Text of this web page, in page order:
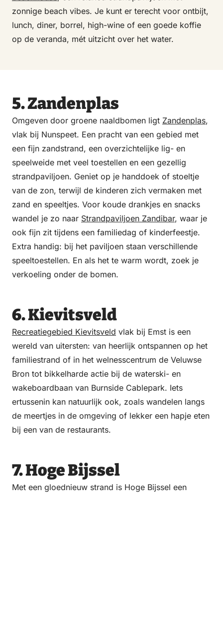
zonnige beach vibes. Je kunt er terecht voor ontbijt,
lunch, diner, borrel, high-wine of een goede koffie
op de veranda, mét uitzicht over het water.
5. Zandenplas
Omgeven door groene naaldbomen ligt Zandenplas,
vlak bij Nunspeet. Een pracht van een gebied met
een fijn zandstrand, een overzichtelijke lig- en
speelweide met veel toestellen en een gezellig
strandpaviljoen. Geniet op je handdoek of stoeltje
van de zon, terwijl de kinderen zich vermaken met
zand en speeltjes. Voor koude drankjes en snacks
wandel je zo naar Strandpaviljoen Zandibar, waar je
ook fijn zit tijdens een familiedag of kinderfeestje.
Extra handig: bij het paviljoen staan verschillende
speeltoestellen. En als het te warm wordt, zoek je
verkoeling onder de bomen.
6. Kievitsveld
Recreatiegebied Kievitsveld vlak bij Emst is een
wereld van uitersten: van heerlijk ontspannen op het
familiestrand of in het welnesscentrum de Veluwse
Bron tot bikkelharde actie bij de waterski- en
wakeboardbaan van Burnside Cablepark. Iets
ertussenin kan natuurlijk ook, zoals wandelen langs
de meertjes in de omgeving of lekker een hapje eten
bij een van de restaurants.
7. Hoge Bijssel
Met een gloednieuw strand is Hoge Bijssel een